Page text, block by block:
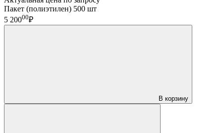
Пакет (полиэтилен) 500 шт
5 20000₽
В корзину